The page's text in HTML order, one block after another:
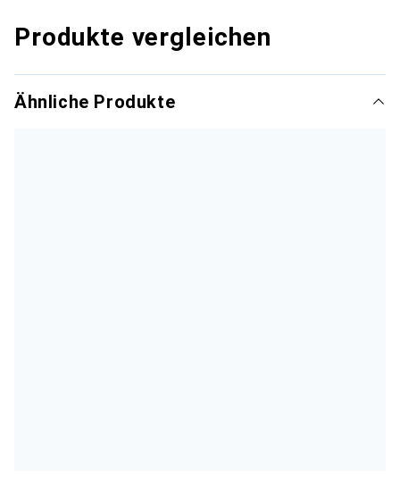
Produkte vergleichen
Ähnliche Produkte